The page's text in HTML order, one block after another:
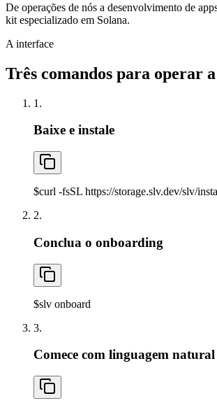
De operações de nós a desenvolvimento de
kit especializado em Solana.
A interface
Três comandos para operar
1.
Baixe e instale
$curl -fsSL https://storage.slv.dev/slv/
2.
Conclua o onboarding
$slv onboard
3.
Comece com linguagem natural